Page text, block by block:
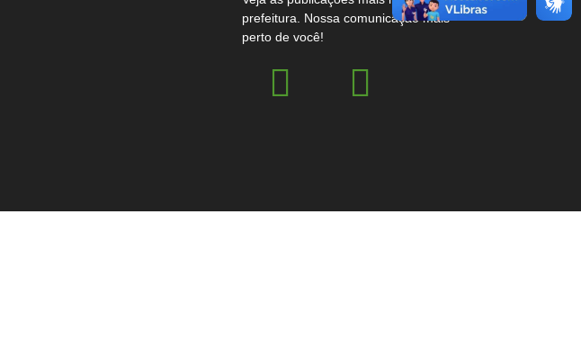
prefeitura. Nossa comunicação mais
perto de você!